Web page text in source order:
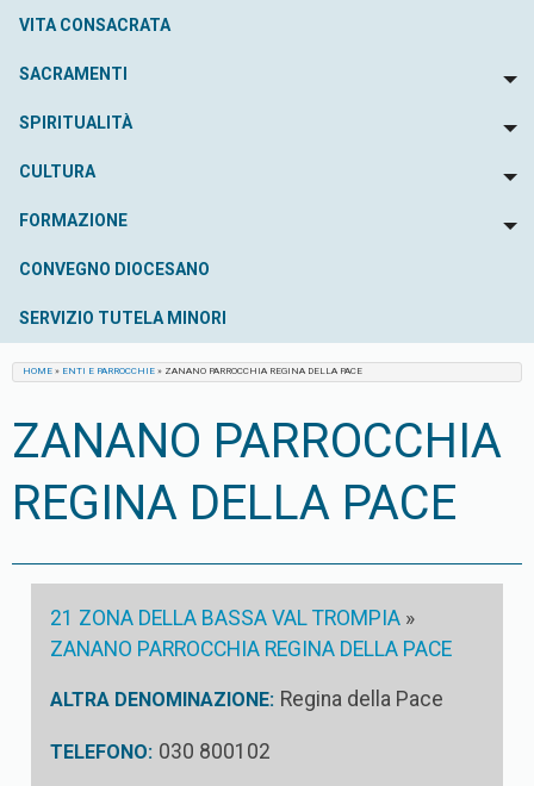
VITA CONSACRATA
SACRAMENTI
SPIRITUALITÀ
CULTURA
FORMAZIONE
CONVEGNO DIOCESANO
SERVIZIO TUTELA MINORI
HOME » ENTI E PARROCCHIE » ZANANO PARROCCHIA REGINA DELLA PACE
ZANANO PARROCCHIA
REGINA DELLA PACE
21 ZONA DELLA BASSA VAL TROMPIA »
ZANANO PARROCCHIA REGINA DELLA PACE
ALTRA DENOMINAZIONE: Regina della Pace
TELEFONO: 030 800102